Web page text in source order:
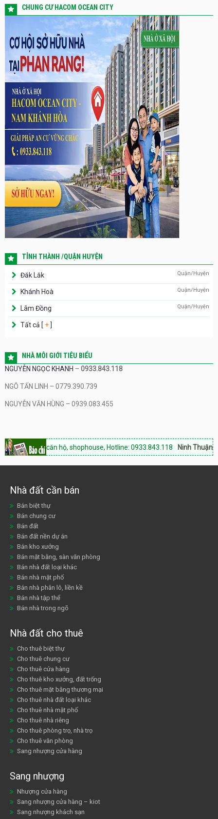
CHUNG CƯ HACOM OCEAN CITY
TỈNH THÀNH /QUẬN HUYỆN
Đăk Lăk Quận/Huyện
Khánh Hoà Quận/Huyện
Lâm Đồng Quận/Huyện
Tất cả [ + ]
NHÀ MÔI GIỚI TIÊU BIỂU
NGUYỄN NGỌC KHANH – 0933.843.118
NGÔ TẤN LINH – 0779.390.739
NGUYỄN VĂN HÙNG – 0939.083.455
Bán căn hộ, shophouse, Hotline: 0933.843.118 Ninh Thuận Land:
Nhà đất cần bán
Bán biệt thự
Bán chung cư
Bán đất
Bán đất nền dự án
Bán kho xưởng
Bán mặt bằng, sàn văn phòng
Bán nhà đất loại khác
Bán nhà mặt phố
Bán nhà phân lô, liền kề
Bán nhà tập thể
Bán nhà trong ngõ
Nhà đất cho thuê
Cho thuê biệt thự
Cho thuê chung cư
Cho thuê cửa hàng
Cho thuê kho xưởng, đất trống
Cho thuê mặt bằng thương mại
Cho thuê nhà đất loại khác
Cho thuê nhà mặt phố
Cho thuê nhà riêng
Cho thuê phòng trọ, nhà trọ
Cho thuê văn phòng
Sang nhượng cửa hàng
Sang nhượng
Nhượng cửa hàng
Sang nhượng cửa hàng – kiot
Sang nhượng khách sạn